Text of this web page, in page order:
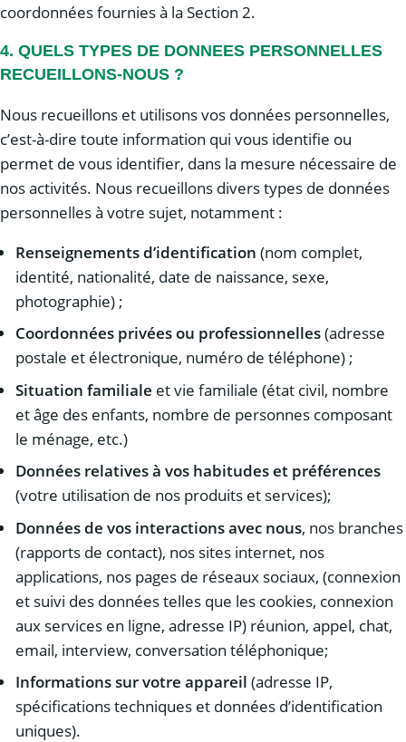
coordonnées fournies à la Section 2.
4. QUELS TYPES DE DONNEES PERSONNELLES
RECUEILLONS-NOUS ?
Nous recueillons et utilisons vos données personnelles,
c’est-à-dire toute information qui vous identifie ou
permet de vous identifier, dans la mesure nécessaire de
nos activités. Nous recueillons divers types de données
personnelles à votre sujet, notamment :
Renseignements d’identification (nom complet,
identité, nationalité, date de naissance, sexe,
photographie) ;
Coordonnées privées ou professionnelles(adresse
postale et électronique, numéro de téléphone) ;
Situation familiale et vie familiale (état civil, nombre
et âge des enfants, nombre de personnes composant
le ménage, etc.)
Données relatives à vos habitudes et préférences
(votre utilisation de nos produits et services);
Données de vos interactions avec nous, nos branches
(rapports de contact), nos sites internet, nos
applications, nos pages de réseaux sociaux, (connexion
et suivi des données telles que les cookies, connexion
aux services en ligne, adresse IP) réunion, appel, chat,
email, interview, conversation téléphonique;
Informations sur votre appareil (adresse IP,
spécifications techniques et données d’identification
uniques).